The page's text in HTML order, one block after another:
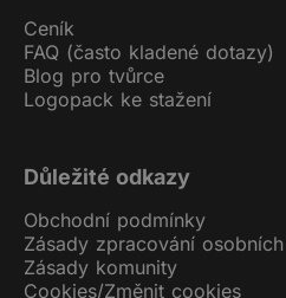
Ceník
FAQ (často kladené dotazy)
Blog pro tvůrce
Logopack ke stažení
Důležité odkazy
Obchodní podmínky
Zásady zpracování osobních
Zásady komunity
Cookies/Změnit cookies